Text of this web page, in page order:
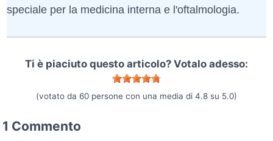
speciale per la medicina interna e l'oftalmologia.
Ti è piaciuto questo articolo? Votalo adesso:
(votato da 60 persone con una media di 4.8 su 5.0)
1 Commento